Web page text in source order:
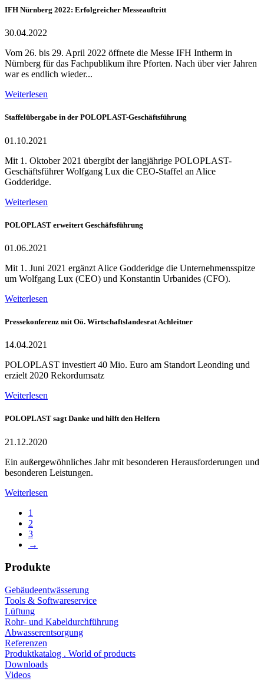
IFH Nürnberg 2022: Erfolgreicher Messeauftritt
30.04.2022
Vom 26. bis 29. April 2022 öffnete die Messe IFH Intherm in
Nürnberg für das Fachpublikum ihre Pforten. Nach über vier Jahren
war es endlich wieder...
Weiterlesen
Staffelübergabe in der POLOPLAST-Geschäftsführung
01.10.2021
Mit 1. Oktober 2021 übergibt der langjährige POLOPLAST-
Geschäftsführer Wolfgang Lux die CEO-Staffel an Alice
Godderidge.
Weiterlesen
POLOPLAST erweitert Geschäftsführung
01.06.2021
Mit 1. Juni 2021 ergänzt Alice Godderidge die Unternehmensspitze
um Wolfgang Lux (CEO) und Konstantin Urbanides (CFO).
Weiterlesen
Pressekonferenz mit Oö. Wirtschaftslandesrat Achleitner
14.04.2021
POLOPLAST investiert 40 Mio. Euro am Standort Leonding und
erzielt 2020 Rekordumsatz
Weiterlesen
POLOPLAST sagt Danke und hilft den Helfern
21.12.2020
Ein außergewöhnliches Jahr mit besonderen Herausforderungen und
besonderen Leistungen.
Weiterlesen
1
2
3
→
Produkte
Gebäudeentwässerung
Tools & Softwareservice
Lüftung
Rohr- und Kabeldurchführung
Abwasserentsorgung
Referenzen
Produktkatalog . World of products
Downloads
Videos